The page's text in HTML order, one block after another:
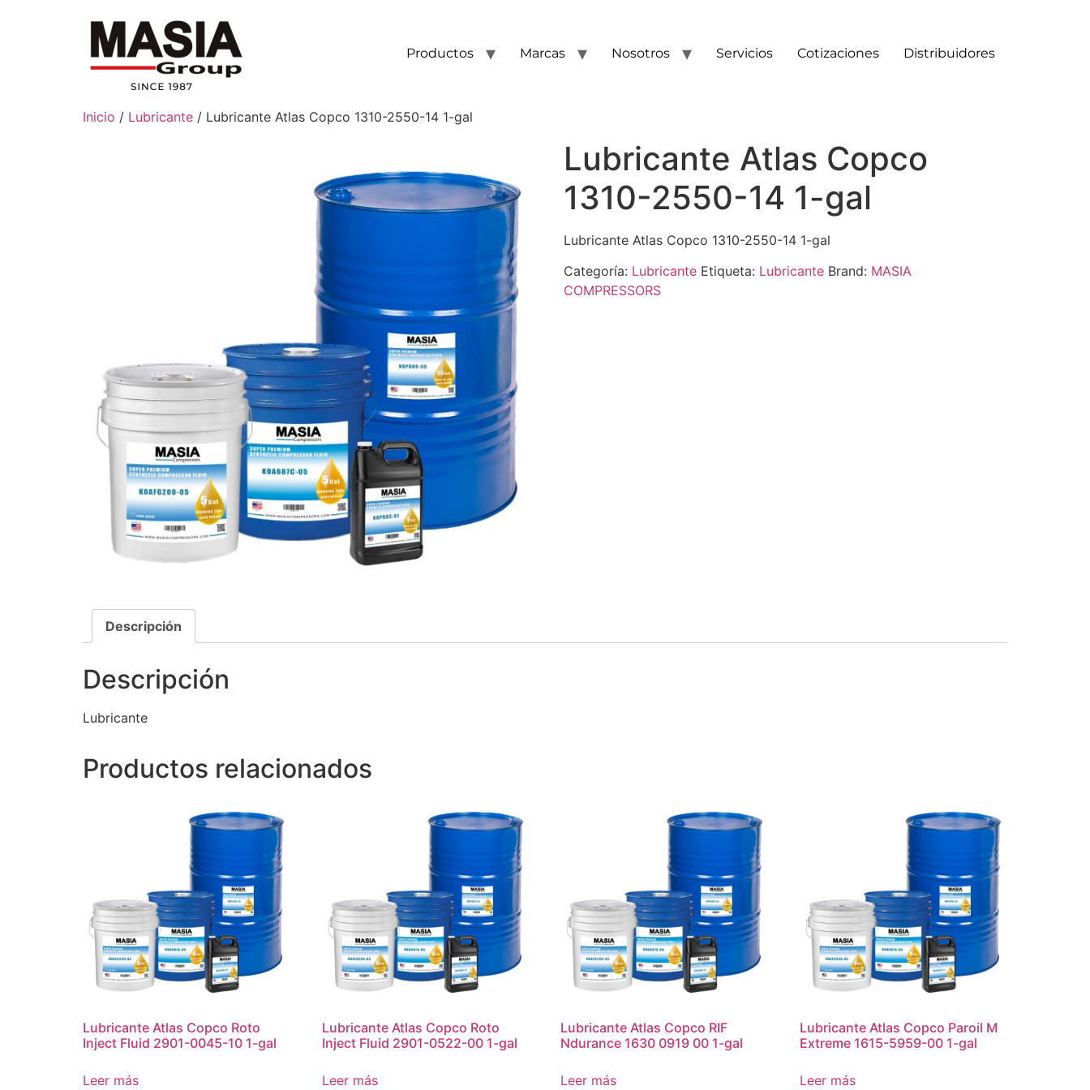
Productos Marcas Nosotros Servicios Cotizaciones Distribuidores
Inicio / Lubricante / Lubricante Atlas Copco 1310-2550-14 1-gal
Lubricante Atlas Copco
1310-2550-14 1-gal
Lubricante Atlas Copco 1310-2550-14 1-gal
Categoría: Lubricante Etiqueta: Lubricante Brand: MASIA
COMPRESSORS
Descripción
Descripción
Lubricante
Productos relacionados
Lubricante Atlas Copco Roto
Inject Fluid 2901-0045-10 1-gal
Leer más
Lubricante Atlas Copco Roto
Inject Fluid 2901-0522-00 1-gal
Leer más
Lubricante Atlas Copco RIF
Ndurance 1630 0919 00 1-gal
Leer más
Lubricante Atlas Copco Paroil M
Extreme 1615-5959-00 1-gal
Leer más